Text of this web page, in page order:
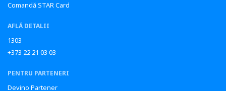
Comandă STAR Card
AFLĂ DETALII
1303
+373 22 21 03 03
PENTRU PARTENERI
Devino Partener